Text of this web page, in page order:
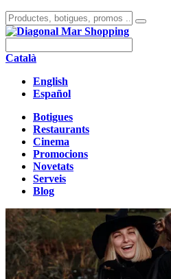
Català
English
Español
Botigues
Restaurants
Cinema
Promocions
Novetats
Serveis
Blog